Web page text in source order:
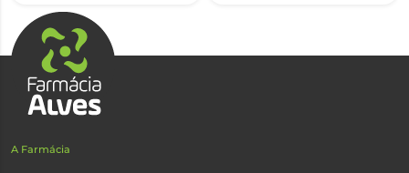
A Farmácia